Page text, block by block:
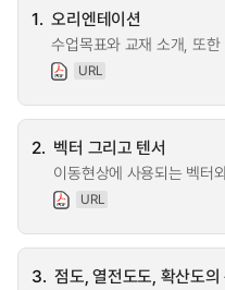
1. 오리엔테이션
수업목표와 교재 소개, 또
URL
2. 벡터 그리고 텐서
이동현상에 사용되는 벡터
URL
3. 점도, 열전도도, 확산도